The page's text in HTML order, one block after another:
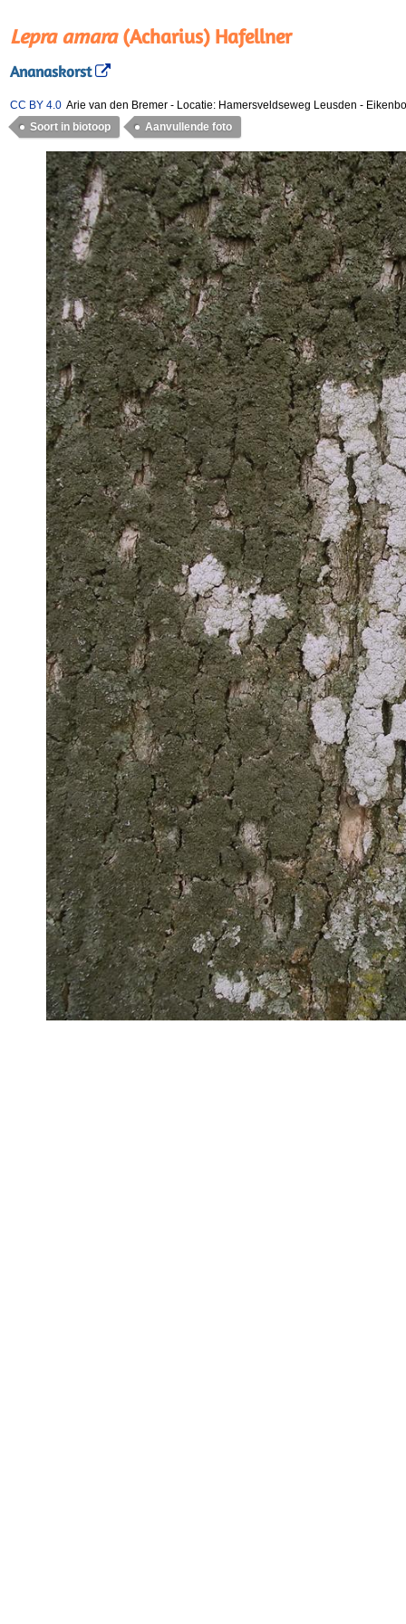
Lepra amara(Acharius) Hafellner
Ananaskorst
CC BY 4.0 Arie van den Bremer - Locatie: Hamersveldseweg Leusden -
Soort in biotoop
Aanvullende foto